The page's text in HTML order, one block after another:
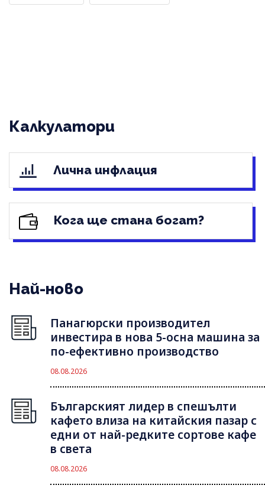
Калкулатори
Лична инфлация
Кога ще стана богат?
Най-ново
Панагюрски производител
инвестира в нова 5-осна машина за
по-ефективно производство
08.08.2026
Българският лидер в спешълти
кафето влиза на китайския пазар с
едни от най-редките сортове кафе
в света
08.08.2026